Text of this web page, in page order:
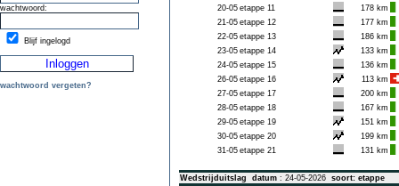
wachtwoord:
Blijf ingelogd
wachtwoord vergeten?
20-05 etappe 11
178 km
21-05 etappe 12
177 km
22-05 etappe 13
186 km
23-05 etappe 14
133 km
24-05 etappe 15
136 km
26-05 etappe 16
113 km
27-05 etappe 17
200 km
28-05 etappe 18
167 km
29-05 etappe 19
151 km
30-05 etappe 20
199 km
31-05 etappe 21 131 km
Wedstrijduitslag datum : 24-05-2026 soort: etappe